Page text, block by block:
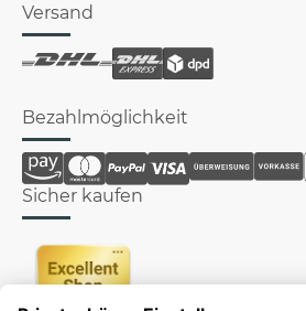
Versand
Bezahlmöglichkeit
Sicher kaufen